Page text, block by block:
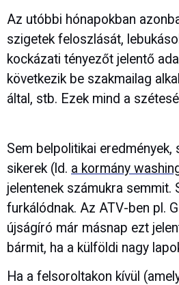
Az utóbbi hónapokban
szigetek feloszlását,
kockázati tényezőt jelentő
következik be szakmailag
által, stb. Ezek mind a
Sem belpolitikai eredmények,
sikerek (ld. a kormány
jelentenek számukra semmit.
furkálódnak. Az ATV-ben pl.
újságíró már másnap ezt
bármit, ha a külföldi nagy
Ha a felsoroltakon kívül